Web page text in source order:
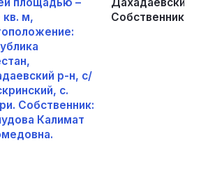
площадью –
кв. м,
р-н, с/
с.
Собственник:
Калимат
Дахадаевский
Собственник: